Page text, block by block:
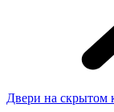
Двери на скрытом